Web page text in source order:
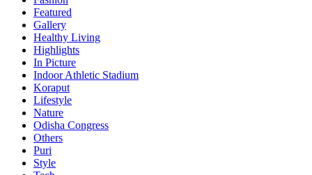
Featured
Gallery
Healthy Living
Highlights
In Picture
Indoor Athletic Stadium
Koraput
Lifestyle
Nature
Odisha Congress
Others
Puri
Style